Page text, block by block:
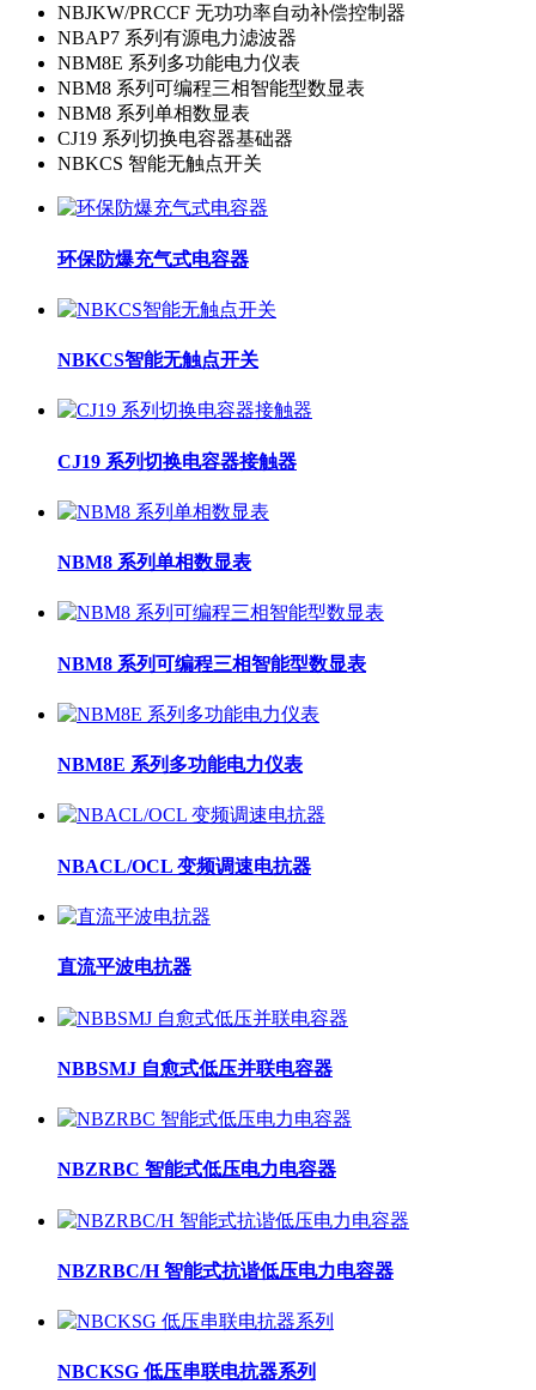
NBJKW/PRCCF 无功功率自动补偿控制器
NBAP7 系列有源电力滤波器
NBM8E 系列多功能电力仪表
NBM8 系列可编程三相智能型数显表
NBM8 系列单相数显表
CJ19 系列切换电容器基础器
NBKCS 智能无触点开关
环保防爆充气式电容器
NBKCS智能无触点开关
CJ19 系列切换电容器接触器
NBM8 系列单相数显表
NBM8 系列可编程三相智能型数显表
NBM8E 系列多功能电力仪表
NBACL/OCL 变频调速电抗器
直流平波电抗器
NBBSMJ 自愈式低压并联电容器
NBZRBC 智能式低压电力电容器
NBZRBC/H 智能式抗谐低压电力电容器
NBCKSG 低压串联电抗器系列